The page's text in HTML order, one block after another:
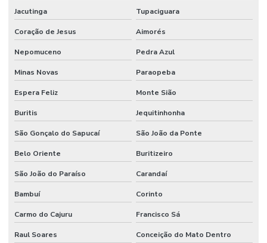
Jacutinga Tupaciguara
Coração de Jesus Aimorés
Nepomuceno Pedra Azul
Minas Novas Paraopeba
Espera Feliz Monte Sião
Buritis Jequitinhonha
São Gonçalo do Sapucaí São João da Ponte
Belo Oriente Buritizeiro
São João do Paraíso Carandaí
Bambuí Corinto
Carmo do Cajuru Francisco Sá
Raul Soares Conceição do Mato Dentro